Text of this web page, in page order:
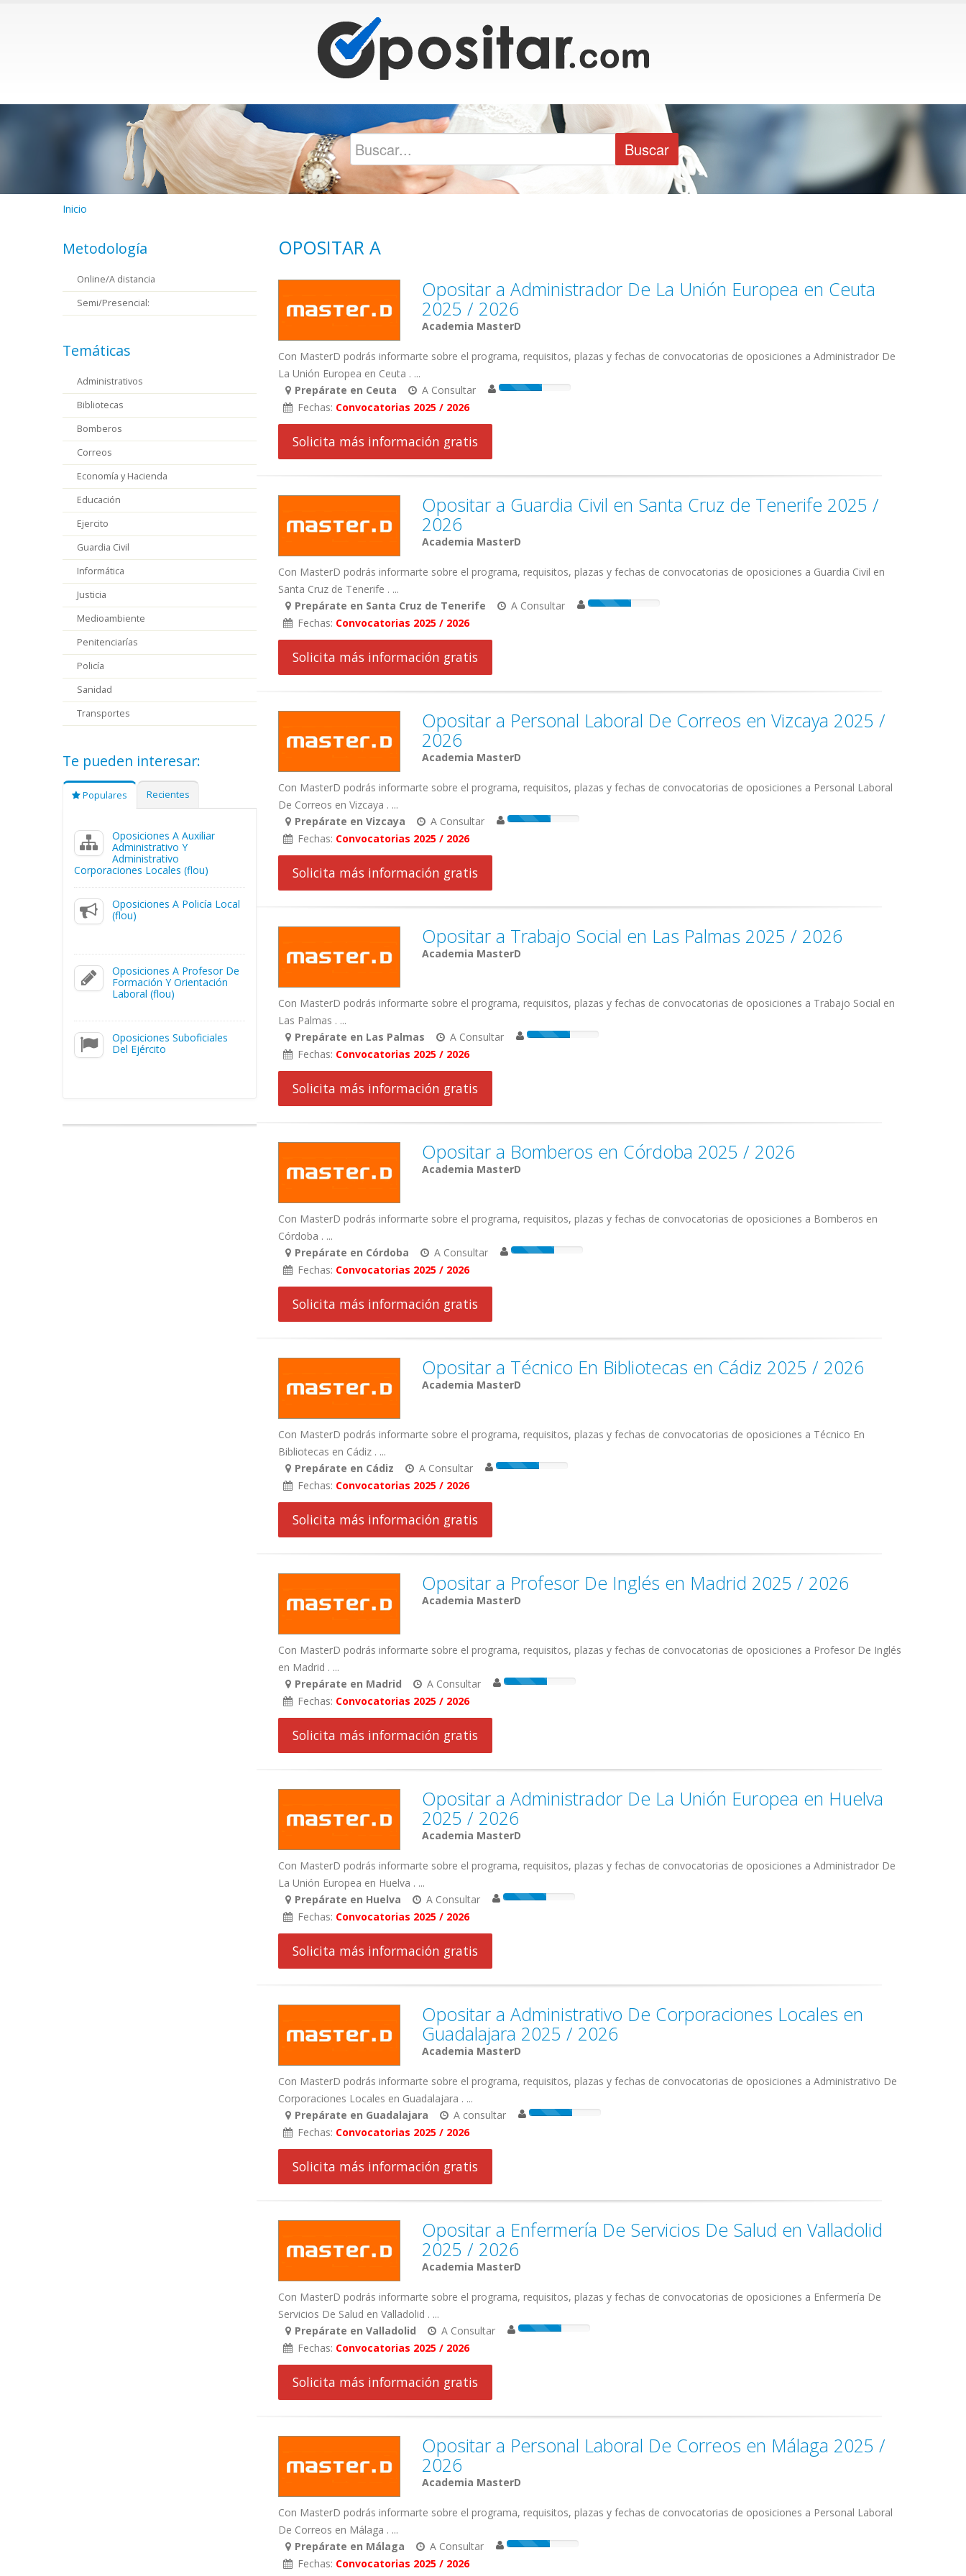
Inicio
OPOSITAR A
Opositar a Administrador De La Unión Europea en Ceuta
2025 / 2026
Academia MasterD
Con MasterD podrás informarte sobre el programa, requisitos, plazas y fechas de convocatorias de oposiciones a Administrador De
La Unión Europea en Ceuta . ...
Prepárate en Ceuta
A Consultar
Fechas: Convocatorias 2025 / 2026
Solicita más información gratis
Opositar a Guardia Civil en Santa Cruz de Tenerife 2025 /
2026
Academia MasterD
Con MasterD podrás informarte sobre el programa, requisitos, plazas y fechas de convocatorias de oposiciones a Guardia Civil en
Santa Cruz de Tenerife . ...
Prepárate en Santa Cruz de Tenerife
A Consultar
Fechas: Convocatorias 2025 / 2026
Solicita más información gratis
Opositar a Personal Laboral De Correos en Vizcaya 2025 /
2026
Academia MasterD
Con MasterD podrás informarte sobre el programa, requisitos, plazas y fechas de convocatorias de oposiciones a Personal Laboral
De Correos en Vizcaya . ...
Prepárate en Vizcaya
A Consultar
Fechas: Convocatorias 2025 / 2026
Solicita más información gratis
Opositar a Trabajo Social en Las Palmas 2025 / 2026
Academia MasterD
Con MasterD podrás informarte sobre el programa, requisitos, plazas y fechas de convocatorias de oposiciones a Trabajo Social en
Las Palmas . ...
Prepárate en Las Palmas
A Consultar
Fechas: Convocatorias 2025 / 2026
Solicita más información gratis
Opositar a Bomberos en Córdoba 2025 / 2026
Academia MasterD
Con MasterD podrás informarte sobre el programa, requisitos, plazas y fechas de convocatorias de oposiciones a Bomberos en
Córdoba . ...
Prepárate en Córdoba
A Consultar
Fechas: Convocatorias 2025 / 2026
Solicita más información gratis
Opositar a Técnico En Bibliotecas en Cádiz 2025 / 2026
Academia MasterD
Con MasterD podrás informarte sobre el programa, requisitos, plazas y fechas de convocatorias de oposiciones a Técnico En
Bibliotecas en Cádiz . ...
Prepárate en Cádiz
A Consultar
Fechas: Convocatorias 2025 / 2026
Solicita más información gratis
Opositar a Profesor De Inglés en Madrid 2025 / 2026
Academia MasterD
Con MasterD podrás informarte sobre el programa, requisitos, plazas y fechas de convocatorias de oposiciones a Profesor De Inglés
en Madrid . ...
Prepárate en Madrid
A Consultar
Fechas: Convocatorias 2025 / 2026
Solicita más información gratis
Opositar a Administrador De La Unión Europea en Huelva
2025 / 2026
Academia MasterD
Con MasterD podrás informarte sobre el programa, requisitos, plazas y fechas de convocatorias de oposiciones a Administrador De
La Unión Europea en Huelva . ...
Prepárate en Huelva
A Consultar
Fechas: Convocatorias 2025 / 2026
Solicita más información gratis
Opositar a Administrativo De Corporaciones Locales en
Guadalajara 2025 / 2026
Academia MasterD
Con MasterD podrás informarte sobre el programa, requisitos, plazas y fechas de convocatorias de oposiciones a Administrativo De
Corporaciones Locales en Guadalajara . ...
Prepárate en Guadalajara
A consultar
Fechas: Convocatorias 2025 / 2026
Solicita más información gratis
Opositar a Enfermería De Servicios De Salud en Valladolid
2025 / 2026
Academia MasterD
Con MasterD podrás informarte sobre el programa, requisitos, plazas y fechas de convocatorias de oposiciones a Enfermería De
Servicios De Salud en Valladolid . ...
Prepárate en Valladolid
A Consultar
Fechas: Convocatorias 2025 / 2026
Solicita más información gratis
Opositar a Personal Laboral De Correos en Málaga 2025 /
2026
Academia MasterD
Con MasterD podrás informarte sobre el programa, requisitos, plazas y fechas de convocatorias de oposiciones a Personal Laboral
De Correos en Málaga . ...
Prepárate en Málaga
A Consultar
Fechas: Convocatorias 2025 / 2026
Metodología
Online/A distancia
Semi/Presencial:
Temáticas
Administrativos
Bibliotecas
Bomberos
Correos
Economía y Hacienda
Educación
Ejercito
Guardia Civil
Informática
Justicia
Medioambiente
Penitenciarías
Policía
Sanidad
Transportes
Te pueden interesar:
Populares Recientes
Oposiciones A Auxiliar
Administrativo Y
Administrativo
Corporaciones Locales (flou)
Oposiciones A Policía Local
(flou)
Oposiciones A Profesor De
Formación Y Orientación
Laboral (flou)
Oposiciones Suboficiales
Del Ejército